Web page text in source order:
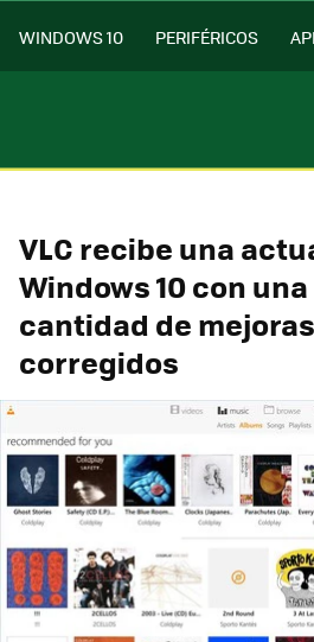
WINDOWS 10 PERIFÉRICOS
VLC recibe una
Windows 10 con
cantidad de
corregidos